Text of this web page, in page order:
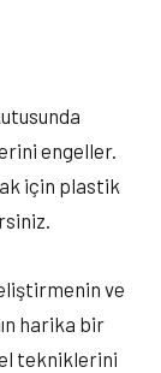
engeller.
için plastik
ve
harika bir
tekniklerini